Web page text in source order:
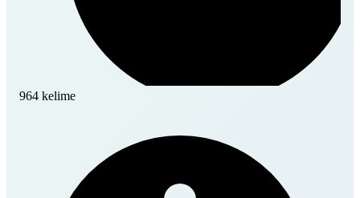
964 kelime